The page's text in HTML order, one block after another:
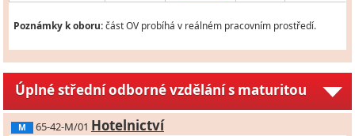
Poznámky k oboru:část OV probíhá v reálném pracovním prostředí.
Úplné střední odborné vzdělání s maturitou
M 65-42-M/01 Hotelnictví